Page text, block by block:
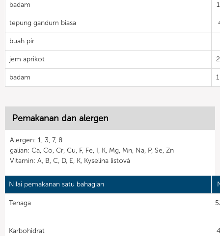
badam
tepung gandum biasa
buah pir
jem aprikot
badam
Pemakanan dan alergen
Alergen: 1, 3, 7, 8
galian: Ca, Co, Cr, Cu, F, Fe, I, K, Mg, Mn, Na, P, Se, Zn
Vitamin: A, B, C, D, E, K, Kyselina listová
Nilai pemakanan satu bahagian
Tenaga
Karbohidrat